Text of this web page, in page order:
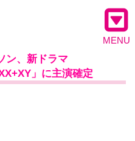
MENU
ン、新ドラマ
」に主演確定